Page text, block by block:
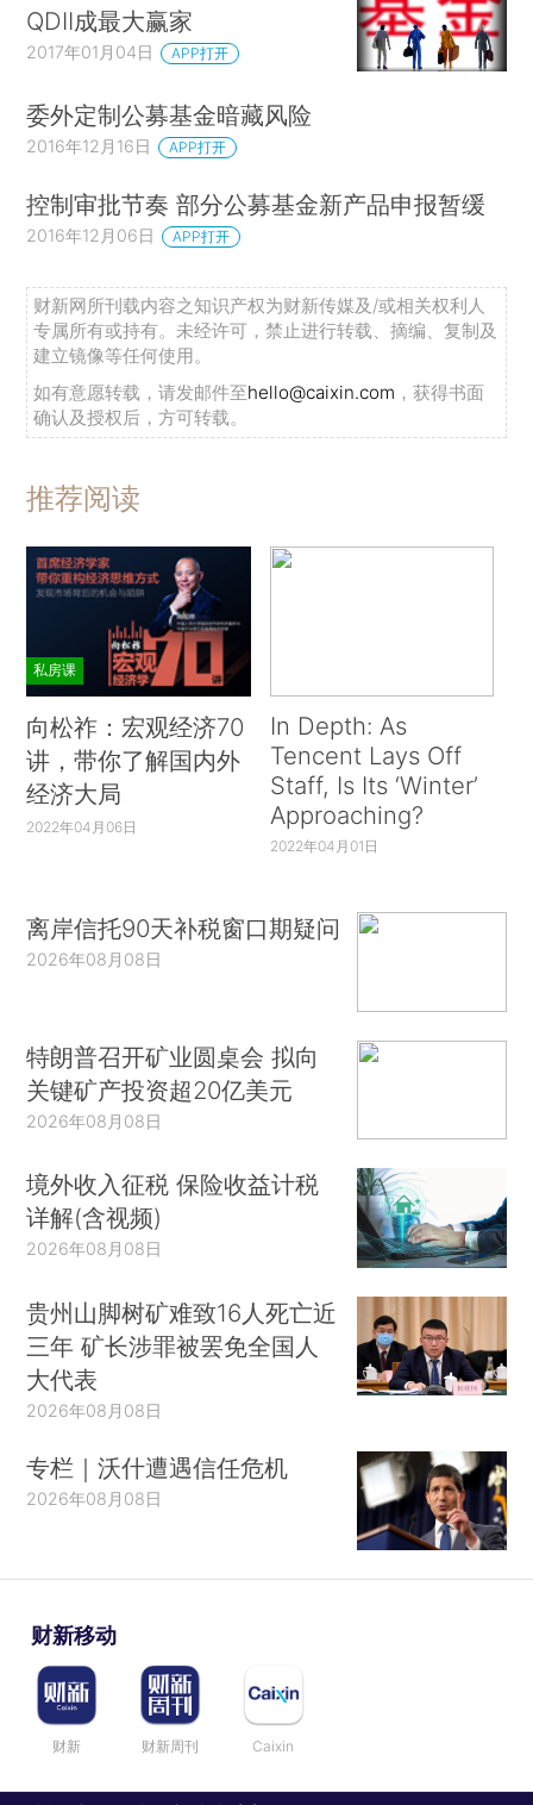
QDII成最大赢家
2017年01月04日 APP打开
委外定制公募基金暗藏风险
2016年12月16日 APP打开
控制审批节奏 部分公募基金新产品申报暂缓
2016年12月06日 APP打开
财新网所刊载内容之知识产权为财新传媒及/或相关权利人
专属所有或持有。未经许可，禁止进行转载、摘编、复制及
建立镜像等任何使用。
如有意愿转载，请发邮件至hello@caixin.com ，获得书面
确认及授权后，方可转载。
推荐阅读
私房课
向松祚：宏观经济70
讲，带你了解国内外
经济大局
2022年04月06日
In Depth: As
Tencent Lays Off
Staff, Is Its ‘Winter’
Approaching?
2022年04月01日
离岸信托90天补税窗口期疑问
2026年08月08日
特朗普召开矿业圆桌会 拟向
关键矿产投资超20亿美元
2026年08月08日
境外收入征税 保险收益计税
详解(含视频)
2026年08月08日
贵州山脚树矿难致16人死亡近
三年 矿长涉罪被罢免全国人
大代表
2026年08月08日
专栏｜沃什遭遇信任危机
2026年08月08日
财新移动
财新 财新周刊 Caixin